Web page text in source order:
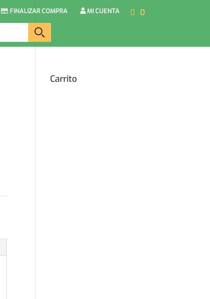
FINALIZAR COMPRA MI CUENTA 0
Carrito